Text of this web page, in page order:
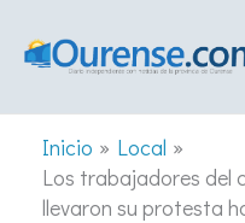
Inicio
Local
Los trabajadores del
llevaron su protesta